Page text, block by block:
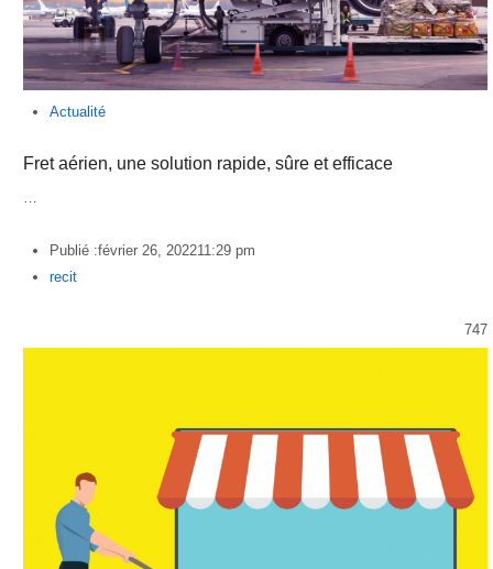
Actualité
Fret aérien, une solution rapide, sûre et efficace
…
Publié :février 26, 202211:29 pm
Author
recit
747